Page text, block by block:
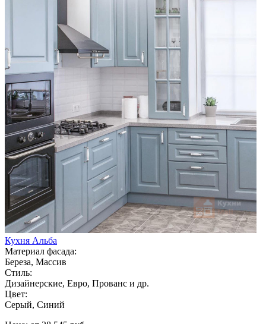
Кухня Альба
Материал фасада:
Береза, Массив
Стиль:
Дизайнерские, Евро, Прованс и др.
Цвет:
Серый, Синий